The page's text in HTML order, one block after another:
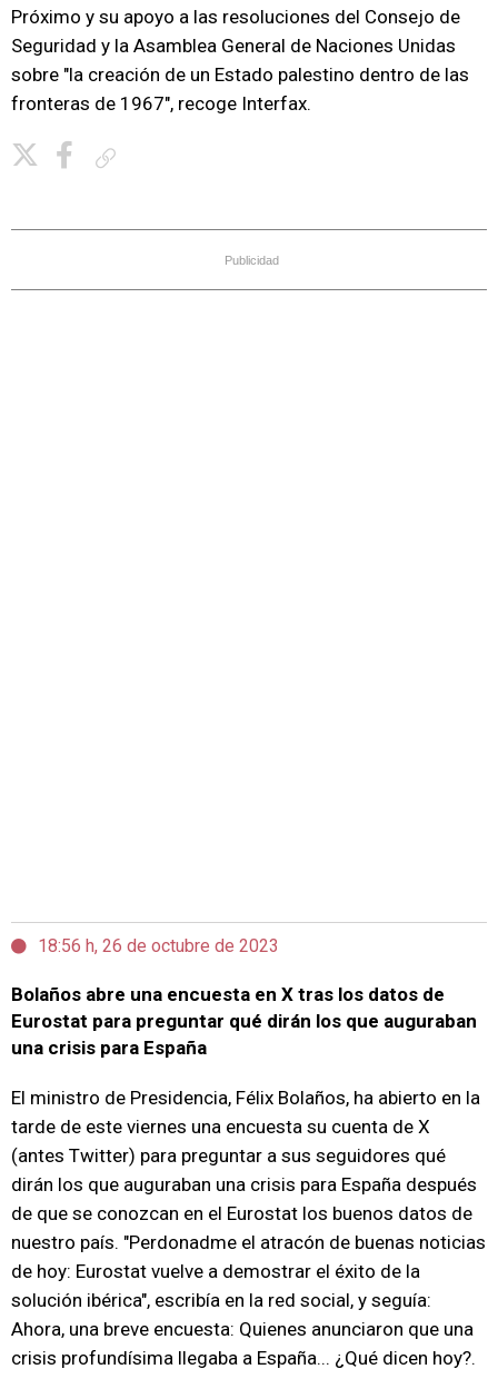
Próximo y su apoyo a las resoluciones del Consejo de
Seguridad y la Asamblea General de Naciones Unidas
sobre "la creación de un Estado palestino dentro de las
fronteras de 1967", recoge Interfax.
Publicidad
18:56 h, 26 de octubre de 2023
Bolaños abre una encuesta en X tras los datos de
Eurostat para preguntar qué dirán los que auguraban
una crisis para España
El ministro de Presidencia, Félix Bolaños, ha abierto en la
tarde de este viernes una encuesta su cuenta de X
(antes Twitter) para preguntar a sus seguidores qué
dirán los que auguraban una crisis para España después
de que se conozcan en el Eurostat los buenos datos de
nuestro país. "Perdonadme el atracón de buenas noticias
de hoy: Eurostat vuelve a demostrar el éxito de la
solución ibérica", escribía en la red social, y seguía:
Ahora, una breve encuesta: Quienes anunciaron que una
crisis profundísima llegaba a España... ¿Qué dicen hoy?.